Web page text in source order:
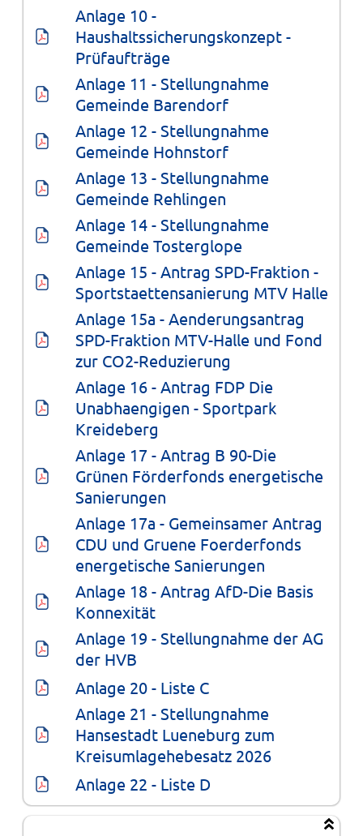
Anlage 10 -
Haushaltssicherungskonzept -
Prüfaufträge
Anlage 11 - Stellungnahme
Gemeinde Barendorf
Anlage 12 - Stellungnahme
Gemeinde Hohnstorf
Anlage 13 - Stellungnahme
Gemeinde Rehlingen
Anlage 14 - Stellungnahme
Gemeinde Tosterglope
Anlage 15 - Antrag SPD-Fraktion -
Sportstaettensanierung MTV Halle
Anlage 15a - Aenderungsantrag
SPD-Fraktion MTV-Halle und Fond
zur CO2-Reduzierung
Anlage 16 - Antrag FDP Die
Unabhaengigen - Sportpark
Kreideberg
Anlage 17 - Antrag B 90-Die
Grünen Förderfonds energetische
Sanierungen
Anlage 17a - Gemeinsamer Antrag
CDU und Gruene Foerderfonds
energetische Sanierungen
Anlage 18 - Antrag AfD-Die Basis
Konnexität
Anlage 19 - Stellungnahme der AG
der HVB
Anlage 20 - Liste C
Anlage 21 - Stellungnahme
Hansestadt Lueneburg zum
Kreisumlagehebesatz 2026
Anlage 22 - Liste D